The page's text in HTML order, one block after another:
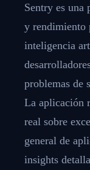
Sentry es una
y rendimiento
inteligencia
problemas de
La aplicación
real sobre
general de
insights